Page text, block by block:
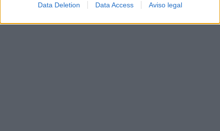
Data Deletion Data Access Aviso legal